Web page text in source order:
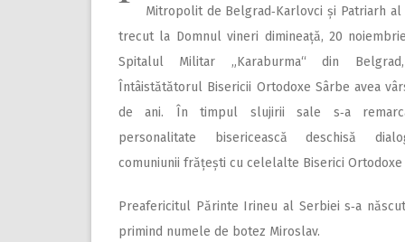
Mitropolit de Belgrad‑Karlovci și Patriarh al
trecut la Domnul vineri dimineață, 20
Spitalul Militar „Karaburma“ din
Întâistătătorul Bisericii Ortodoxe Sârbe avea
de ani. În timpul slujirii sale s‑a
personalitate bisericească deschisă
comuniunii frățești cu celelalte Biserici Ortodoxe
Preafericitul Părinte Irineu al Serbiei s‑a
primind numele de botez Miroslav.